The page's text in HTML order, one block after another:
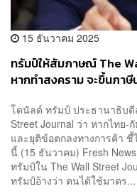
15 ธันวาคม 2025
ทรัมป์ให้สัมภาษณ์ The
หากทำสงคราม จะขึ้นภาษี
โดนัลด์ ทรัมป์ ประธานาธิบดี
Street Journal ว่า หากไทย
และยุติข้อตกลงทางการค้า
นี้ (15 ธันวาคม) Fresh
ทรัมป์ใน The Wall Street
ทรัมป์อ้างว่า ตนได้ใช้มาตร...